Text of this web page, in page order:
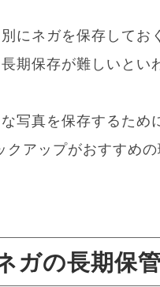
別にネガを保存して
長期保存が難しいとい
写真を保存するため
クアップがおすすめの
ガの長期保